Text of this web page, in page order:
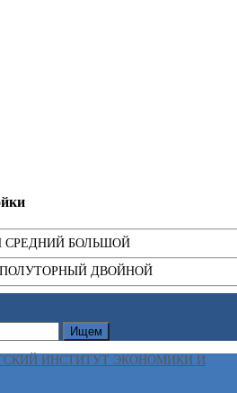
СРЕДНИЙ БОЛЬШОЙ
ПОЛУТОРНЫЙ ДВОЙНОЙ
Ищем